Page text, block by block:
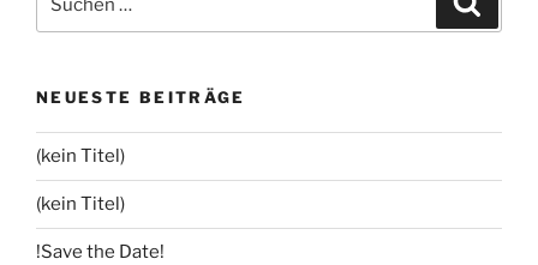
nach:
NEUESTE BEITRÄGE
(kein Titel)
(kein Titel)
!Save the Date!